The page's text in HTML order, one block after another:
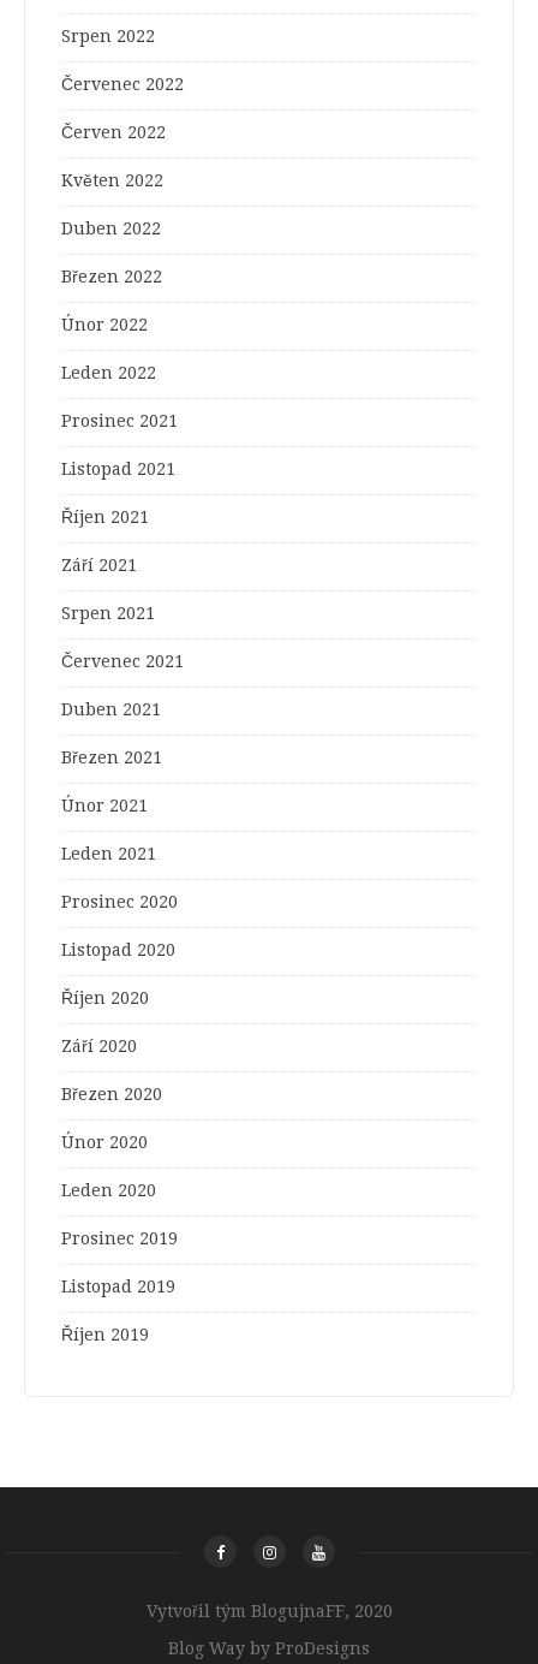
Srpen 2022
Červenec 2022
Červen 2022
Květen 2022
Duben 2022
Březen 2022
Únor 2022
Leden 2022
Prosinec 2021
Listopad 2021
Říjen 2021
Září 2021
Srpen 2021
Červenec 2021
Duben 2021
Březen 2021
Únor 2021
Leden 2021
Prosinec 2020
Listopad 2020
Říjen 2020
Září 2020
Březen 2020
Únor 2020
Leden 2020
Prosinec 2019
Listopad 2019
Říjen 2019
Vytvořil tým BlogujnaFF, 2020
Blog Way by ProDesigns